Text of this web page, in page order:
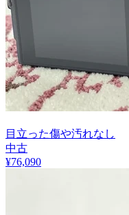
目立った傷や汚れなし
中古
¥76,090